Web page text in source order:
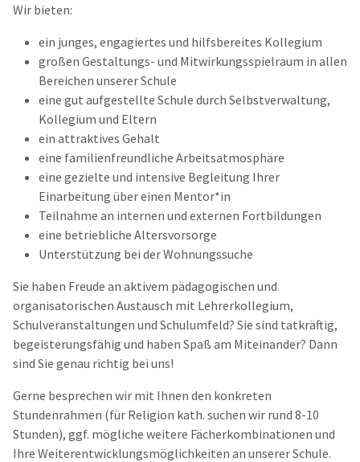
Wir bieten:
ein junges, engagiertes und hilfsbereites Kollegium
großen Gestaltungs- und Mitwirkungsspielraum in allen
Bereichen unserer Schule
eine gut aufgestellte Schule durch Selbstverwaltung,
Kollegium und Eltern
ein attraktives Gehalt
eine familienfreundliche Arbeitsatmosphäre
eine gezielte und intensive Begleitung Ihrer
Einarbeitung über einen Mentor*in
Teilnahme an internen und externen Fortbildungen
eine betriebliche Altersvorsorge
Unterstützung bei der Wohnungssuche
Sie haben Freude an aktivem pädagogischen und
organisatorischen Austausch mit Lehrerkollegium,
Schulveranstaltungen und Schulumfeld? Sie sind tatkräftig,
begeisterungsfähig und haben Spaß am Miteinander? Dann
sind Sie genau richtig bei uns!
Gerne besprechen wir mit Ihnen den konkreten
Stundenrahmen (für Religion kath. suchen wir rund 8-10
Stunden), ggf. mögliche weitere Fächerkombinationen und
Ihre Weiterentwicklungsmöglichkeiten an unserer Schule.